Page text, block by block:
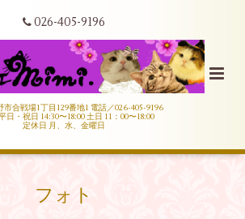
026-405-9196
市合戦場1丁目129番地1 電話／026-405-9196
日・祝日 14:30〜18:00 土日 11：00〜18:00
定休日 月、水、金曜日
フォト